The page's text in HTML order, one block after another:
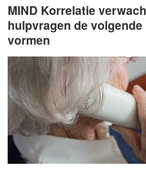
MIND Korrelatie
hulpvragen de volgende
vormen